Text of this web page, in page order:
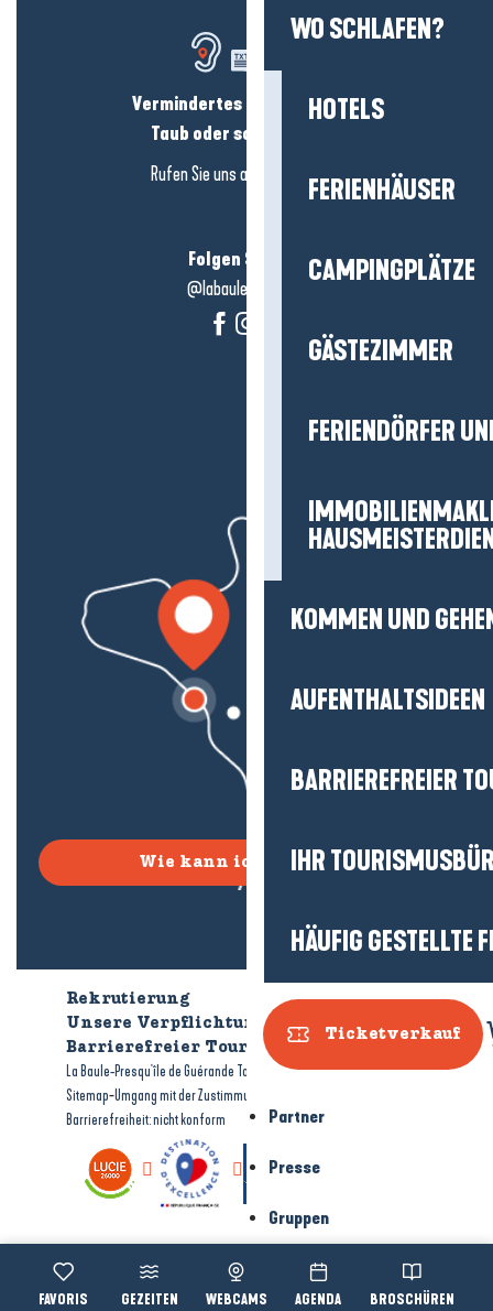
Voir les favorisGEZEITEN WEBCAMS AGENDA BROSCHÜREN
WO SCHLAFEN?
HOTELS
FERIENHÄUSER
CAMPINGPLÄTZE
GÄSTEZIMMER
FERIENDÖRFER
KOMMEN UND
AUFENTHALTSIDEEN
BARRIEREFREIER
IHR
HÄUFIG GESTELLTE
Ticketverkauf
Partner
Presse
Gruppen
Vermindertes Hörvermögen?
Taub oder schwerhörig?
Rufen Sie uns an in
hier klicken
Folgen Sie uns!
@labauleguérande
Wie kann ich kommen?
Rekrutierung
Wer sind wir?
Unsere Verpflichtungen
Barrierefreier Tourismus
La Baule-Presqu'île de Guérande Tourismus-Rechtliche Hinweise-
Sitemap-Umgang mit der Zustimmung
Barrierefreiheit: nicht konform